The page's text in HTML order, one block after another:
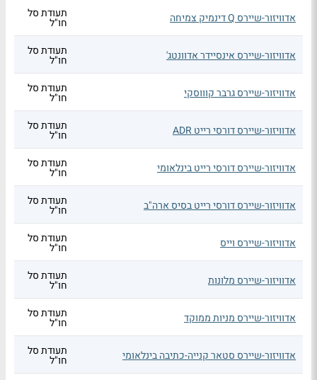
אדוויזור-שיירס Q דינמיק צמיחה תעודת סל
חו"ל
אדוויזור-שיירס אינסיידר אדוונטג' תעודת סל
חו"ל
אדוויזור-שיירס גרבר קוווסקי תעודת סל
חו"ל
אדוויזור-שיירס דורסי רייט ADR תעודת סל
חו"ל
אדוויזור-שיירס דורסי רייט בינלאומי תעודת סל
חו"ל
אדוויזור-שיירס דורסי רייט בסיס ארה"ב תעודת סל
חו"ל
אדוויזור-שיירס וייס תעודת סל
חו"ל
אדוויזור-שיירס מלונות תעודת סל
חו"ל
אדוויזור-שיירס מניות ממוקד תעודת סל
חו"ל
אדוויזור-שיירס סטאר קנייה-כתיבה בינלאומי תעודת סל
חו"ל